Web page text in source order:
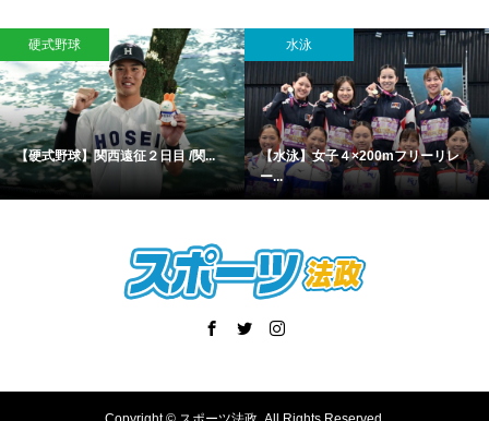
硬式野球
【硬式野球】関西遠征２日目 /関...
水泳
【水泳】女子４×200mフリーリレ
ー...